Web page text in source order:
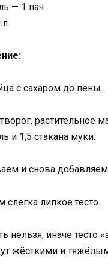
— 1 пач.
с сахаром до пены.
растительное
и 1,5 стакана муки.
и снова
липкое тесто.
нельзя, иначе тесто
жёсткими и